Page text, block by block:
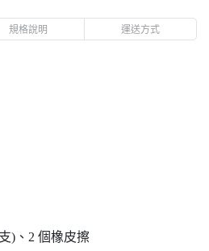
規格說明 運送方式
)、2 個橡皮擦